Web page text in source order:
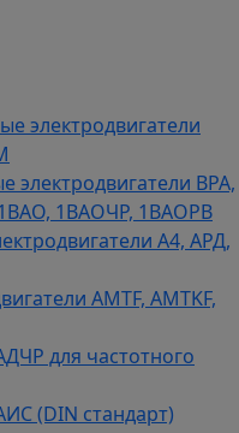
электродвигатели
ВРА,
1ВАОЧР, 1ВАОРВ
A4, АРД,
AMTF, AMTKF,
для частотного
(DIN стандарт)